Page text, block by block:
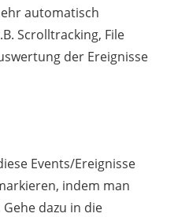
automatisch
Scrolltracking, File
der Ereignisse
Events/Ereignisse
indem man
dazu in die